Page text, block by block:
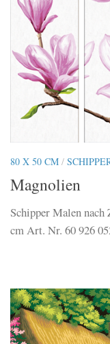
80 X 50 CM /
Magnolien
Schipper Malen
cm Art. Nr. 60 926